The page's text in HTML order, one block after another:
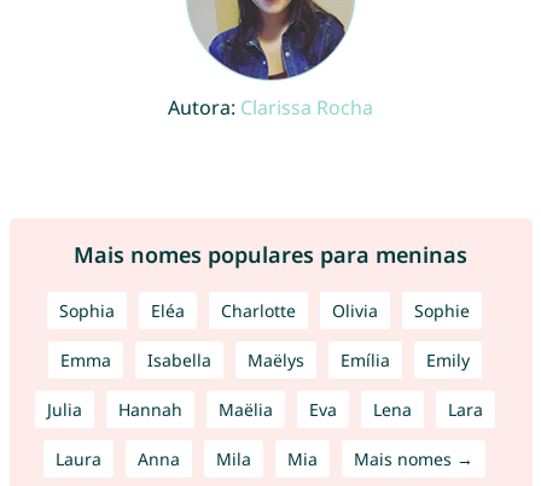
Autora: Clarissa Rocha
Mais nomes populares para meninas
Sophia Eléa Charlotte Olivia Sophie
Emma Isabella Maëlys Emília Emily
Julia Hannah Maëlia Eva Lena Lara
Laura Anna Mila Mia Mais nomes →